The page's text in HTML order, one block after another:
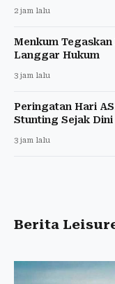
2 jam lalu
Menkum
Langgar Hukum
3 jam lalu
Peringatan Hari
Stunting Sejak Dini
3 jam lalu
Berita